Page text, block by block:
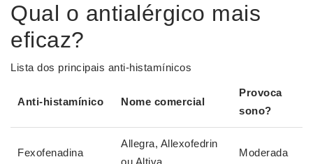
Qual o antialérgico mais
eficaz?
Lista dos principais anti-histamínicos
Anti-histamínico Nome comercial
Provoca
sono?
Fexofenadina
Allegra, Allexofedrin
Moderada